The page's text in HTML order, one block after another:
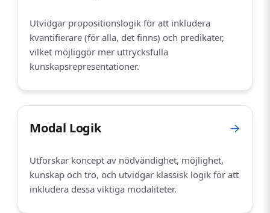
Utvidgar propositionslogik för att inkludera
kvantifierare (för alla, det finns) och predikater,
vilket möjliggör mer uttrycksfulla
kunskapsrepresentationer.
Modal Logik →
Utforskar koncept av nödvändighet, möjlighet,
kunskap och tro, och utvidgar klassisk logik för att
inkludera dessa viktiga modaliteter.